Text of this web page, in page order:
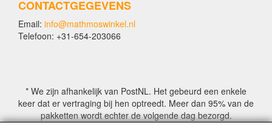
staat. Hij kan zeer heet worden!
Laat het product na gebruik altijd een uur afkoelen voordat u het
product of het waxinelichtje aanraakt.
dieren.
De inhoud van de fles is niet gevaarlijk en kan op de normale
manier worden weggegooid.
CONTACTGEGEVENS
Email: info@mathmoswinkel.nl
Telefoon: +31-654-203066
* We zijn afhankelijk van PostNL. Het gebeurd een enkele
keer dat er vertraging bij hen optreedt. Meer dan 95% van de
pakketten wordt echter de volgende dag bezorgd.